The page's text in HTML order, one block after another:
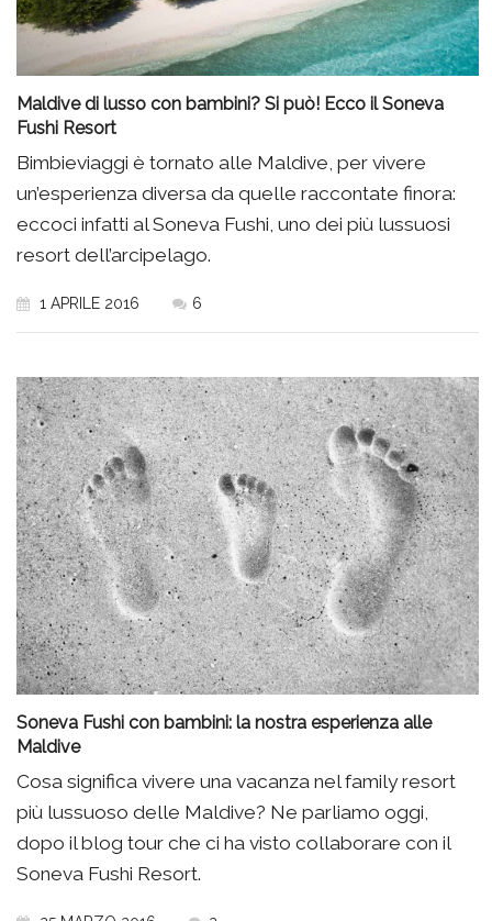
Maldive di lusso con bambini? Si può! Ecco il Soneva
Fushi Resort
Bimbieviaggi è tornato alle Maldive, per vivere
un’esperienza diversa da quelle raccontate finora:
eccoci infatti al Soneva Fushi, uno dei più lussuosi
resort dell’arcipelago.
1 APRILE 2016 6
Soneva Fushi con bambini: la nostra esperienza alle
Maldive
Cosa significa vivere una vacanza nel family resort
più lussuoso delle Maldive? Ne parliamo oggi,
dopo il blog tour che ci ha visto collaborare con il
Soneva Fushi Resort.